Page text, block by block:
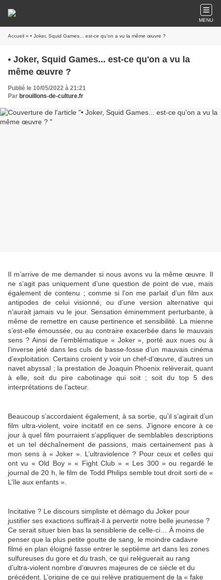
MENU
Accueil » • Joker, Squid Games... est-ce qu'on a vu la même œuvre ?
• Joker, Squid Games... est-ce qu'on a vu la
même œuvre ?
Publié le 10/05/2022 à 21:21
Par brouillons-de-culture.fr
Il m’arrive de me demander si nous avons vu la même œuvre. Il
ne s’agit pas uniquement d’une question de point de vue, mais
également de contenu ; comme si l’on me parlait d’un film aux
antipodes de celui visionné, ou d’une version alternative qui
n’aurait jamais vu le jour. Sensation éminemment perturbante, à
même de remettre en cause pertinence et sensibilité. La mienne
s’est-elle émoussée, ou au contraire exacerbée dans le mauvais
sens ? Ainsi de l’emblématique « Joker », porté aux nues ou à
l’inverse jeté dans les culs de basse-fosse d’un mauvais cinéma
d’exploitation. Certains croient y voir un chef-d’œuvre, d’autres un
navet abyssal ; la prestation de Joaquin Phoenix relèverait, quant
à elle, soit du pire cabotinage qui soit ; soit du top 5 des
interprétations de l’acteur.
Beaucoup s’accordaient également, à sa sortie, qu’il s’agirait d’un
film ultra-violent, voire incitatif en ce sens. J’ignore encore à ce
jour à quel film pourraient s’appliquer de semblables descriptions
et un tel déchaînement de passions, mais certainement pas à
mon sens à « Joker ». L’ultraviolence ? Pour ceux et celles qui
ont vu « Old Boy » « Fight Club » « Les 300 » ou regardé le
journal de 20 h, le film de Todd Philips semble tout droit sorti de «
L’île aux enfants ».
Incitative ? Le discours simpliste et démago du Joker pour
justifier ses exactions suffirait-il à pervertir notre belle jeunesse ?
Ce serait situer bien bas la sensiblerie de celle-ci… À moins de
penser que la plus petite goutte de sang, le moindre cadavre
filmé en plan éloigné fasse entrer le septième art dans les zones
sulfureuses du gore et du trash, ce qui relèguerait au rang
d’ultra-violent nombre d’œuvres majeures de ce siècle et du
précédent. L’origine de ce qui relève pratiquement de la « fake